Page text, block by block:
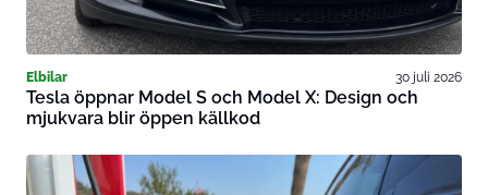
Elbilar 30 juli 2026
Tesla öppnar Model S och Model X: Design och
mjukvara blir öppen källkod